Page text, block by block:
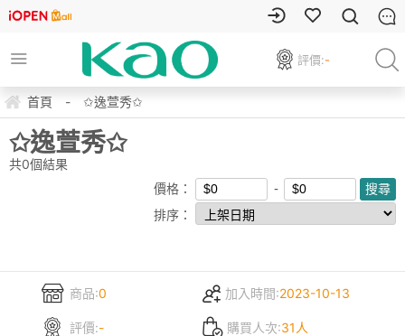
評價:-
首頁 - ✩逸萱秀✩
✩逸萱秀✩
共0個結果
價格：
排序：
商品:0 加入時間:2023-10-13
評價:- 購買人次:31人